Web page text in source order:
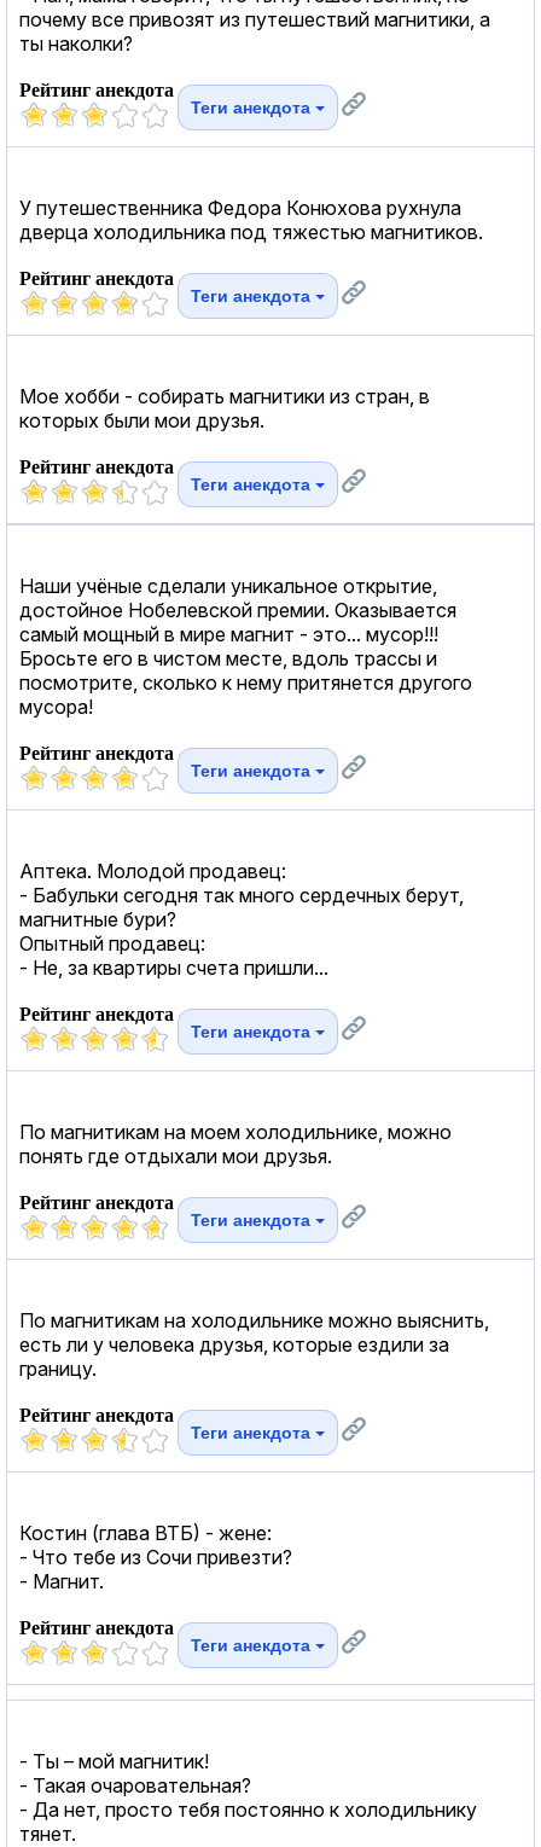
почему все привозят из путешествий магнитики, а
ты наколки?
Рейтинг анекдота
Теги анекдота
У путешественника Федора Конюхова рухнула
дверца холодильника под тяжестью магнитиков.
Рейтинг анекдота
Теги анекдота
Мое хобби - собирать магнитики из стран, в
которых были мои друзья.
Рейтинг анекдота
Теги анекдота
Наши учёные сделали уникальное открытие,
достойное Нобелевской премии. Оказывается
самый мощный в мире магнит - это... мусор!!!
Бросьте его в чистом месте, вдоль трассы и
посмотрите, сколько к нему притянется другого
мусора!
Рейтинг анекдота
Теги анекдота
Аптека. Молодой продавец:
- Бабульки сегодня так много сердечных берут,
магнитные бури?
Опытный продавец:
- Не, за квартиры счета пришли...
Рейтинг анекдота
Теги анекдота
По магнитикам на моем холодильнике, можно
понять где отдыхали мои друзья.
Рейтинг анекдота
Теги анекдота
По магнитикам на холодильнике можно выяснить,
есть ли у человека друзья, которые ездили за
границу.
Рейтинг анекдота
Теги анекдота
Костин (глава ВТБ) - жене:
- Что тебе из Сочи привезти?
- Магнит.
Рейтинг анекдота
Теги анекдота
- Ты – мой магнитик!
- Такая очаровательная?
- Да нет, просто тебя постоянно к холодильнику
тянет.